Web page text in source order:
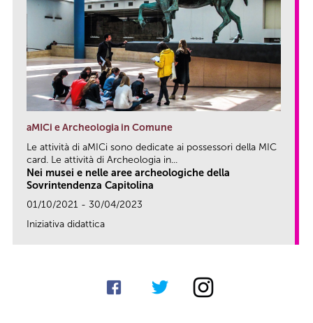
aMICi e Archeologia in Comune
Le attività di aMICi sono dedicate ai possessori della MIC
card. Le attività di Archeologia in...
Nei musei e nelle aree archeologiche della
Sovrintendenza Capitolina
01/10/2021 - 30/04/2023
Iniziativa didattica